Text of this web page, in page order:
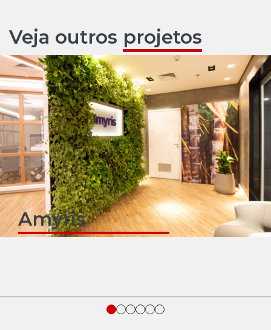
Veja outros projetos
Amyris